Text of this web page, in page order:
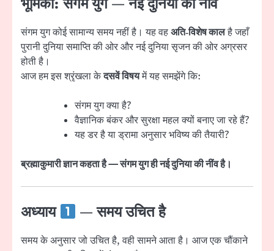
भूमिका: संगम युग — नई दुनिया की नींव
संगम युग कोई सामान्य समय नहीं है। यह वहअति‑विशेष कालहै जहाँ
पुरानी दुनिया समाप्ति की ओर और नई दुनिया सृजन की ओर अग्रसर
होती है।
आज हम इस श्रृंखला केदसवें विषयमें यह समझेंगे कि:
संगम युग क्या है?
वैज्ञानिक बंकर और सुरक्षा महल क्यों बनाए जा रहे हैं?
यह डर है या ड्रामा अनुसार भविष्य की तैयारी?
ब्रह्माकुमारी ज्ञान कहता है — संगम युग ही नई दुनिया की नींव है।
अध्याय — समय उचित है
समय के अनुसार जो उचित है, वही सामने आता है। आज एक चौंकाने